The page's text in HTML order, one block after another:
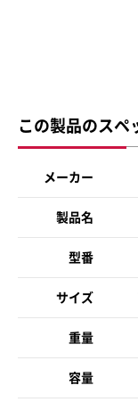
この製品のスペ
メーカー
製品名
型番
サイズ
重量
容量